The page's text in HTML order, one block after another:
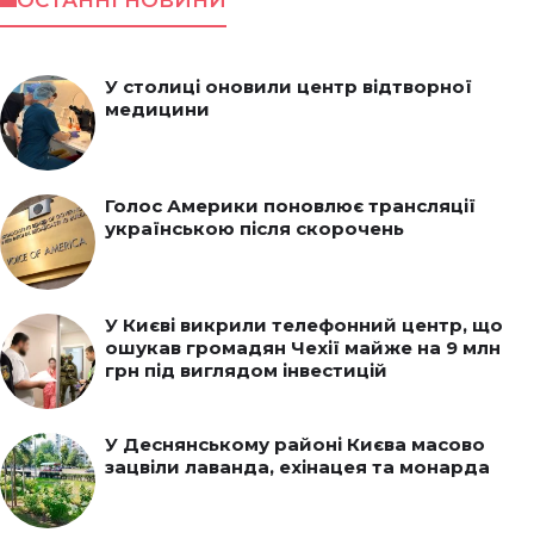
У столиці оновили центр відтворної
медицини
Голос Америки поновлює трансляції
українською після скорочень
У Києві викрили телефонний центр, що
ошукав громадян Чехії майже на 9 млн
грн під виглядом інвестицій
У Деснянському районі Києва масово
зацвіли лаванда, ехінацея та монарда